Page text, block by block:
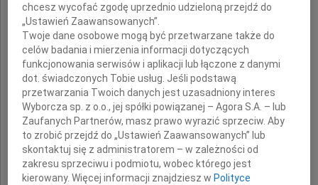
Pawłowi Żyhoniukowi
wyrazy szczerego współczucia
z powodu śmierci
Ojca
składają
chcesz wycofać zgodę uprzednio udzieloną przejdź do
„Ustawień Zaawansowanych”.
Twoje dane osobowe mogą być przetwarzane także do
celów badania i mierzenia informacji dotyczących
funkcjonowania serwisów i aplikacji lub łączone z danymi
dot. świadczonych Tobie usług. Jeśli podstawą
przetwarzania Twoich danych jest uzasadniony interes
Wyborcza sp. z o.o., jej spółki powiązanej – Agora S.A. – lub
Zaufanych Partnerów, masz prawo wyrazić sprzeciw. Aby
to zrobić przejdź do „Ustawień Zaawansowanych” lub
skontaktuj się z administratorem – w zależności od
zakresu sprzeciwu i podmiotu, wobec którego jest
kierowany. Więcej informacji znajdziesz w Polityce